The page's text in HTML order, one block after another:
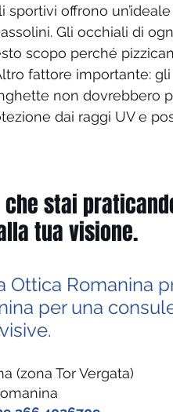
sportivi offrono
Gli occhiali di
scopo perché
fattore importante:
non dovrebbero
dai raggi UV e
stai
tua visione.
Ottica Romanina
per una
(zona Tor Vergata)